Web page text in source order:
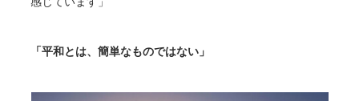
「平和とは、簡単なものではない」